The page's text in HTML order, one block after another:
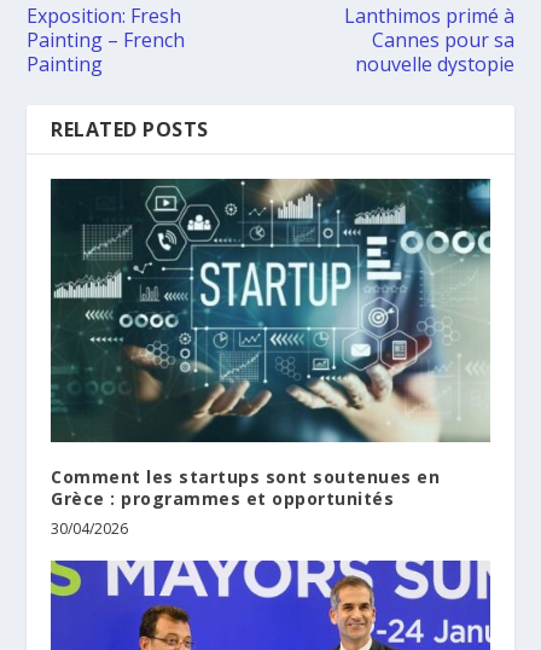
Exposition: Fresh
Painting – French
Painting
Lanthimos primé à
Cannes pour sa
nouvelle dystopie
RELATED POSTS
Comment les startups sont soutenues en
Grèce : programmes et opportunités
30/04/2026